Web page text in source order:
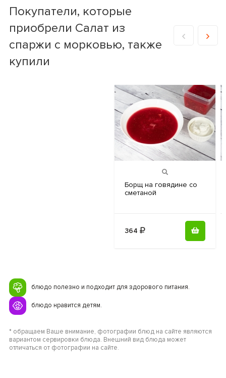
Покупатели, которые
приобрели Салат из
спаржи с морковью, также
купили
Боpщ на говядине со
сметаной
364
блюдо полезно и подходит для здорового питания.
блюдо нравится детям.
* обращаем Ваше внимание, фотографии блюд на сайте являются
вариантом сервировки блюда. Внешний вид блюда может
отличаться от фотографии на сайте.